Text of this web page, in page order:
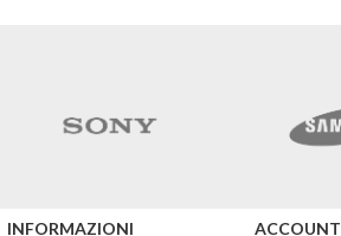
INFORMAZIONI ACCOUNT